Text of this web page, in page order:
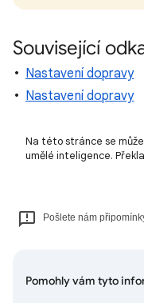
Související
Nastavení dopravy
Nastavení dopravy
Na této stránce se
umělé inteligence.
Pošlete nám
Pomohly vám tyto